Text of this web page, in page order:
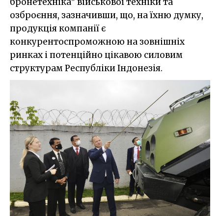
озброєння, зазначивши, що, на їхню думку,
продукція компанії є
конкурентоспроможною на зовнішніх
ринках і потенційно цікавою силовим
структурам Республіки Індонезія.